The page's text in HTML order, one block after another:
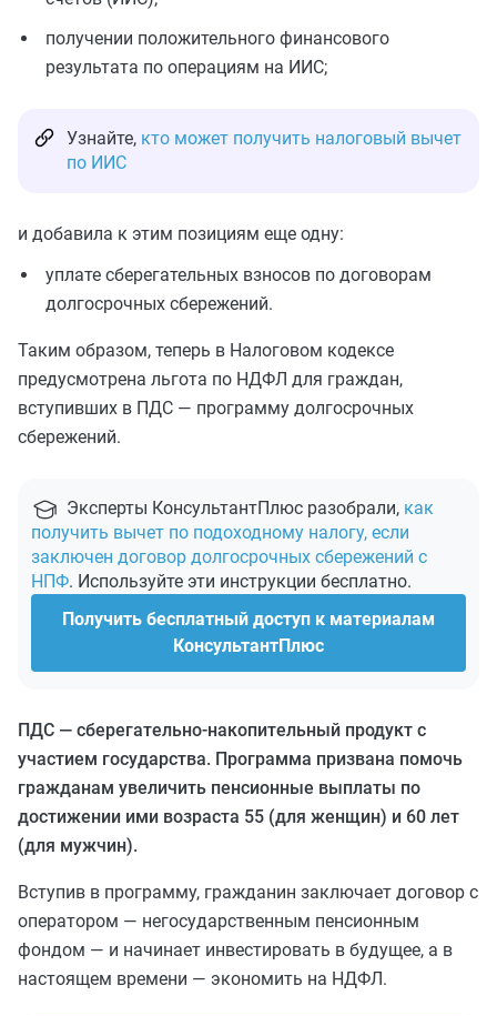
получении положительного финансового
результата по операциям на ИИС;
Узнайте, кто может получить налоговый вычет
по ИИС
и добавила к этим позициям еще одну:
уплате сберегательных взносов по договорам
долгосрочных сбережений.
Таким образом, теперь в Налоговом кодексе
предусмотрена льгота по НДФЛ для граждан,
вступивших в ПДС — программу долгосрочных
сбережений.
Эксперты КонсультантПлюс разобрали, как
получить вычет по подоходному налогу, если
заключен договор долгосрочных сбережений с
НПФ. Используйте эти инструкции бесплатно.
Получить бесплатный доступ к материалам
КонсультантПлюс
ПДС — сберегательно-накопительный продукт с
участием государства. Программа призвана помочь
гражданам увеличить пенсионные выплаты по
достижении ими возраста 55 (для женщин) и 60 лет
(для мужчин).
Вступив в программу, гражданин заключает договор с
оператором — негосударственным пенсионным
фондом — и начинает инвестировать в будущее, а в
настоящем времени — экономить на НДФЛ.